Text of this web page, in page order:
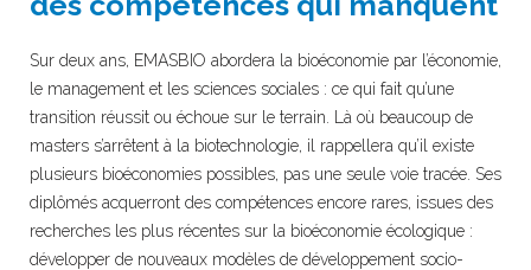
Sur deux ans, EMASBIO abordera la bioéconomie par l’économie,
le management et les sciences sociales : ce qui fait qu’une
transition réussit ou échoue sur le terrain. Là où beaucoup de
masters s’arrêtent à la biotechnologie, il rappellera qu’il existe
plusieurs bioéconomies possibles, pas une seule voie tracée. Ses
diplômés acquerront des compétences encore rares, issues des
recherches les plus récentes sur la bioéconomie écologique :
développer de nouveaux modèles de développement socio-